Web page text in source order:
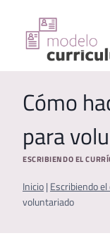
contenido
Cómo
para
ESCRIBIENDO EL
Inicio | Escribiendo
voluntariado